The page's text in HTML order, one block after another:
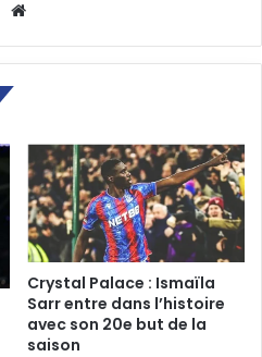
Crystal Palace : Ismaïla
Sarr entre dans l’histoire
avec son 20e but de la
saison